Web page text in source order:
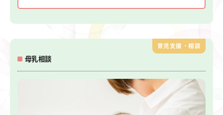
母乳相談
育児支援・相談